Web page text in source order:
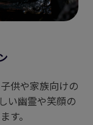
供や家族向けの
い幽霊や笑顔の
す。